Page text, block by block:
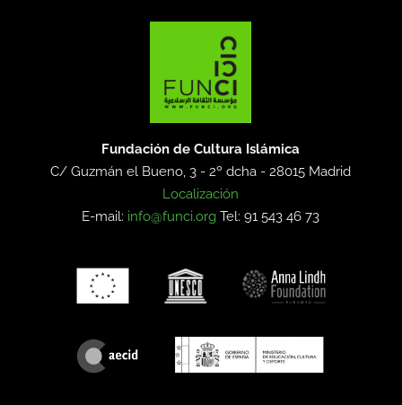
Fundación de Cultura Islámica
C/ Guzmán el Bueno, 3 - 2º dcha -28015 Madrid
Localización
E-mail: info@funci.org Tel: 91 543 46 73